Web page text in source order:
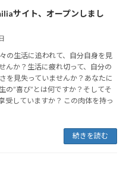
サイト、オープンしまし
の生活に追われて、自分自身を見
んか？生活に疲れ切って、自分の
を見失っていませんか？あなたに
の”喜び”とは何ですか？そしてそ
受していますか？ この肉体を持っ
続きを読む